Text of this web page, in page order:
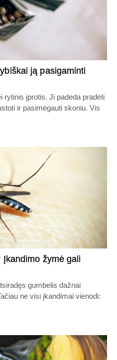
ją pasigaminti
rytinis įprotis. Ji padeda pradėti
ir pasimėgauti skoniu. Vis
žymė gali
gumbelis dažnai
ne visi įkandimai vienodi: